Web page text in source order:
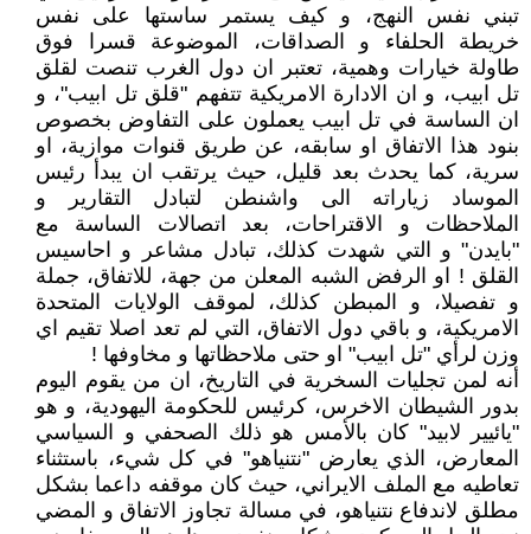
تبني نفس النهج، و كيف يستمر ساستها على نفس
خريطة الحلفاء و الصداقات، الموضوعة قسرا فوق
طاولة خيارات وهمية، تعتبر ان دول الغرب تنصت لقلق
تل ابيب، و ان الادارة الامريكية تتفهم "قلق تل ابيب"، و
ان الساسة في تل ابيب يعملون على التفاوض بخصوص
بنود هذا الاتفاق او سابقه، عن طريق قنوات موازية، او
سرية، كما يحدث بعد قليل، حيث يرتقب ان يبدأ رئيس
الموساد زياراته الى واشنطن لتبادل التقارير و
الملاحظات و الاقتراحات، بعد اتصالات الساسة مع
"بايدن" و التي شهدت كذلك، تبادل مشاعر و احاسيس
القلق ! او الرفض الشبه المعلن من جهة، للاتفاق، جملة
و تفصيلا، و المبطن كذلك، لموقف الولايات المتحدة
الامريكية، و باقي دول الاتفاق، التي لم تعد اصلا تقيم اي
وزن لرأي "تل ابيب" او حتى ملاحظاتها و مخاوفها !
أنه لمن تجليات السخرية في التاريخ، ان من يقوم اليوم
بدور الشيطان الاخرس، كرئيس للحكومة اليهودية، و هو
"يائيير لابيد" كان بالأمس هو ذلك الصحفي و السياسي
المعارض، الذي يعارض "نتنياهو" في كل شيء، باستثناء
تعاطيه مع الملف الايراني، حيث كان موقفه داعما بشكل
مطلق لاندفاع نتنياهو، في مسالة تجاوز الاتفاق و المضي